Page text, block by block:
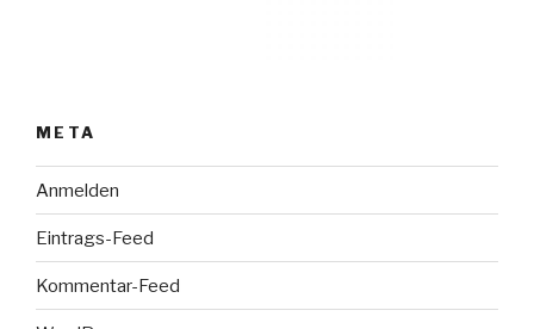
META
Anmelden
Eintrags-Feed
Kommentar-Feed